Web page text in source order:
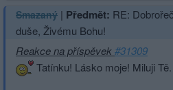
Smazaný | Předmět: RE:
duše, Živému Bohu!
Reakce na příspěvek#31309
Tatínku! Lásko moje! Miluji